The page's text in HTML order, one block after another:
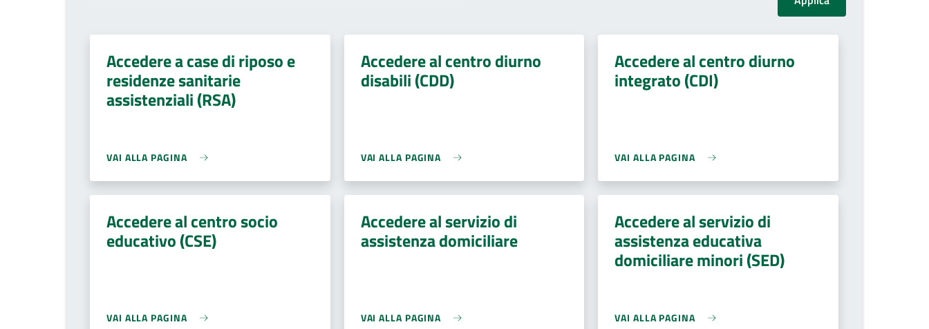
Accedere a case di riposo e
residenze sanitarie
assistenziali (RSA)
VAI ALLA PAGINA
Accedere al centro diurno
disabili (CDD)
VAI ALLA PAGINA
Accedere al centro diurno
integrato (CDI)
VAI ALLA PAGINA
Accedere al centro socio
educativo (CSE)
VAI ALLA PAGINA
Accedere al servizio di
assistenza domiciliare
VAI ALLA PAGINA
Accedere al servizio di
assistenza educativa
domiciliare minori (SED)
VAI ALLA PAGINA